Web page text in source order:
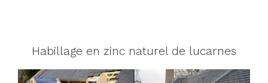
Habillage en zinc naturel de lucarnes